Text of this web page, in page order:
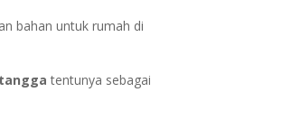
bahan untuk rumah di
tentunya sebagai